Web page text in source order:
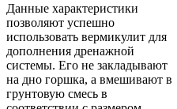
Данные характеристики
позволяют успешно
использовать вермикулит для
дополнения дренажной
системы. Его не закладывают
на дно горшка, а вмешивают в
грунтовую смесь в